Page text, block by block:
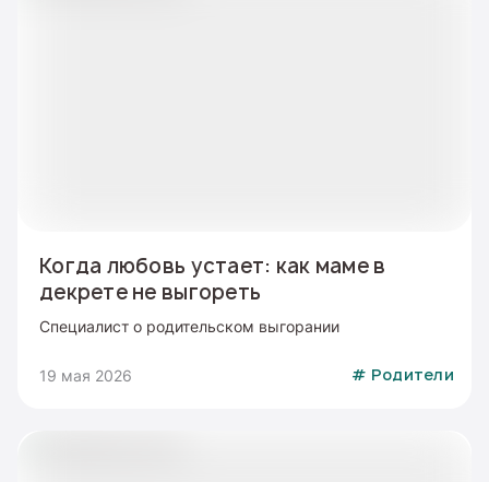
Когда любовь устает: как маме в
декрете не выгореть
Специалист о родительском выгорании
19 мая 2026 # Родители